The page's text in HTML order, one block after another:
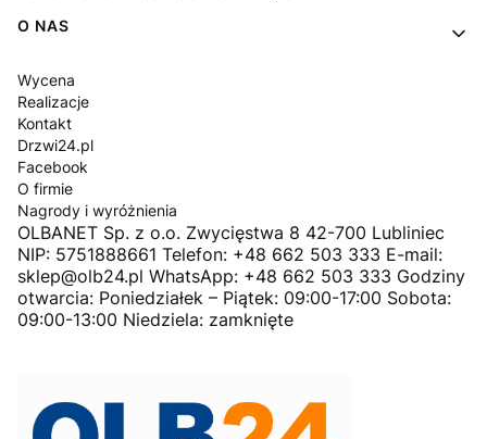
O NAS
Wycena
Realizacje
Kontakt
Drzwi24.pl
Facebook
O firmie
Nagrody i wyróżnienia
OLBANET Sp. z o.o. Zwycięstwa 8 42-700 Lubliniec
NIP: 5751888661 Telefon: +48 662 503 333 E-mail:
sklep@olb24.pl WhatsApp: +48 662 503 333 Godziny
otwarcia: Poniedziałek – Piątek: 09:00-17:00 Sobota:
09:00-13:00 Niedziela: zamknięte